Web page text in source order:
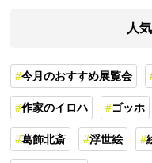
人
今月のおすすめ展覧会
作家のイロハ ゴッホ
葛飾北斎 浮世絵